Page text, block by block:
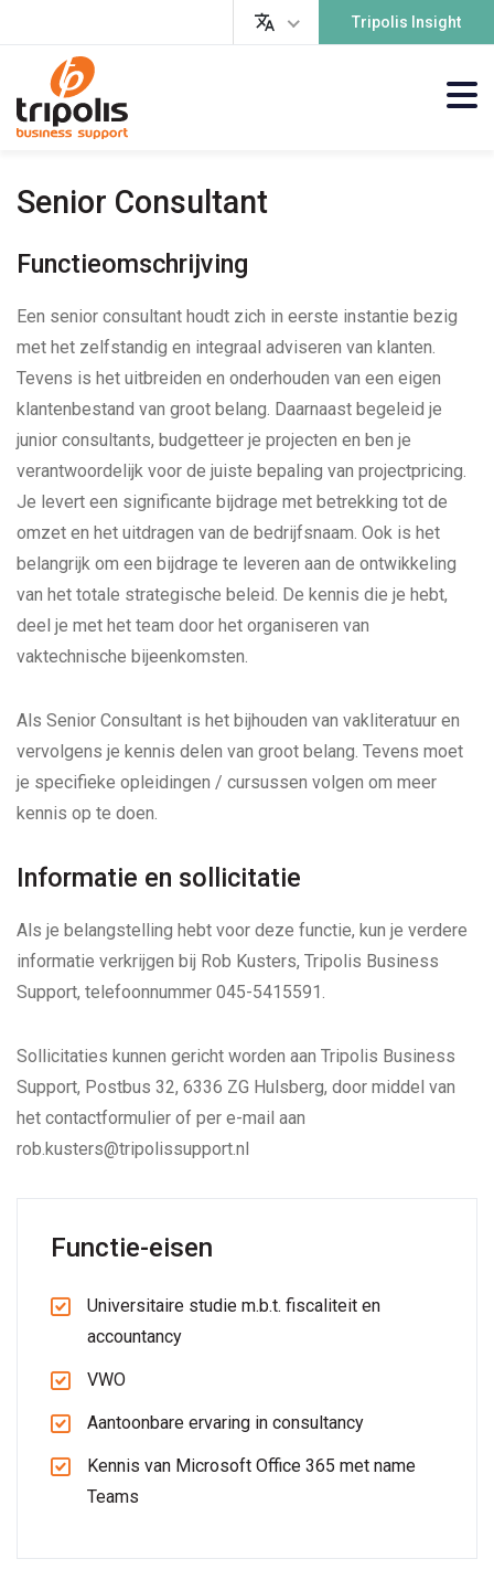
Tripolis Insight
Senior Consultant
Functieomschrijving
Een senior consultant houdt zich in eerste instantie bezig
met het zelfstandig en integraal adviseren van klanten.
Tevens is het uitbreiden en onderhouden van een eigen
klantenbestand van groot belang. Daarnaast begeleid je
junior consultants, budgetteer je projecten en ben je
verantwoordelijk voor de juiste bepaling van projectpricing.
Je levert een significante bijdrage met betrekking tot de
omzet en het uitdragen van de bedrijfsnaam. Ook is het
belangrijk om een bijdrage te leveren aan de ontwikkeling
van het totale strategische beleid. De kennis die je hebt,
deel je met het team door het organiseren van
vaktechnische bijeenkomsten.
Als Senior Consultant is het bijhouden van vakliteratuur en
vervolgens je kennis delen van groot belang. Tevens moet
je specifieke opleidingen / cursussen volgen om meer
kennis op te doen.
Informatie en sollicitatie
Als je belangstelling hebt voor deze functie, kun je verdere
informatie verkrijgen bij Rob Kusters, Tripolis Business
Support, telefoonnummer 045-5415591.
Sollicitaties kunnen gericht worden aan Tripolis Business
Support, Postbus 32, 6336 ZG Hulsberg, door middel van
het contactformulier of per e-mail aan
rob.kusters@tripolissupport.nl
Functie-eisen
Universitaire studie m.b.t. fiscaliteit en
accountancy
VWO
Aantoonbare ervaring in consultancy
Kennis van Microsoft Office 365 met name
Teams